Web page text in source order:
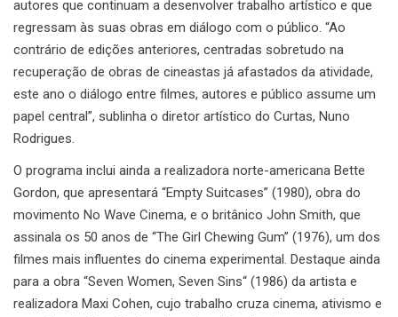
autores que continuam a desenvolver trabalho artístico e que
regressam às suas obras em diálogo com o público. “Ao
contrário de edições anteriores, centradas sobretudo na
recuperação de obras de cineastas já afastados da atividade,
este ano o diálogo entre filmes, autores e público assume um
papel central”, sublinha o diretor artístico do Curtas, Nuno
Rodrigues.
O programa inclui ainda a realizadora norte-americana Bette
Gordon, que apresentará “Empty Suitcases” (1980), obra do
movimento No Wave Cinema, e o britânico John Smith, que
assinala os 50 anos de “The Girl Chewing Gum” (1976), um dos
filmes mais influentes do cinema experimental. Destaque ainda
para a obra “Seven Women, Seven Sins“ (1986) da artista e
realizadora Maxi Cohen, cujo trabalho cruza cinema, ativismo e